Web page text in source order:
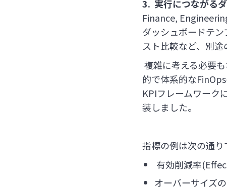
3. 実行につながる
Finance,
ダッシュボードテ
スト比較など、別
複雑に考える必要
的で体系的な
KPIフレームワーク
装しました。
指標の例は次の通り
有効削減率
オーバーサイズ